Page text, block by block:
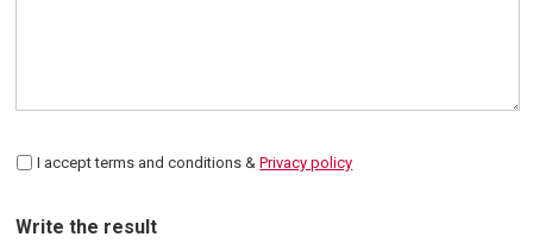
I accept terms and conditions &Privacy policy
Write the result